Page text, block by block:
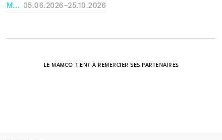
MUSÉE RATH, GENÈVE 05.06.2026–25.10.2026
LE MAMCO TIENT À REMERCIER SES PARTENAIRES